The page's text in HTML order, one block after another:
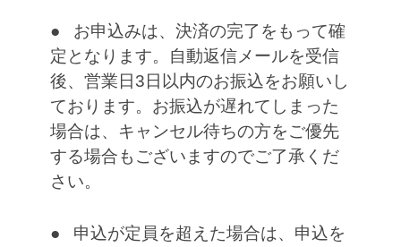
● お申込みは、決済の完了をもって確
定となります。自動返信メールを受信
後、営業日3日以内のお振込をお願いし
ております。お振込が遅れてしまった
場合は、キャンセル待ちの方をご優先
する場合もございますのでご了承くだ
さい。
● 申込が定員を超えた場合は、申込を